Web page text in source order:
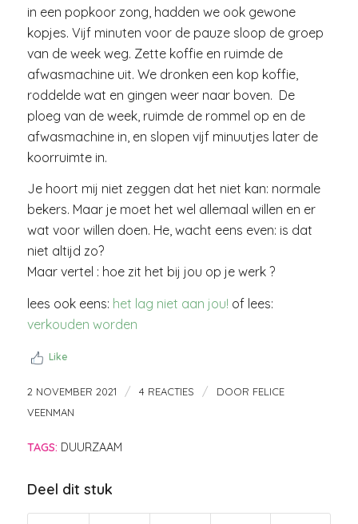
in een popkoor zong, hadden we ook gewone
kopjes. Vijf minuten voor de pauze sloop de groep
van de week weg. Zette koffie en ruimde de
afwasmachine uit. We dronken een kop koffie,
roddelde wat en gingen weer naar boven. De
ploeg van de week, ruimde de rommel op en de
afwasmachine in, en slopen vijf minuutjes later de
koorruimte in.
Je hoort mij niet zeggen dat het niet kan: normale
bekers. Maar je moet het wel allemaal willen en er
wat voor willen doen. He, wacht eens even: is dat
niet altijd zo?
Maar vertel : hoe zit het bij jou op je werk ?
lees ook eens: het lag niet aan jou! of lees:
verkouden worden
Like
2 NOVEMBER 2021 / 4 REACTIES / DOOR FELICE
VEENMAN
TAGS: DUURZAAM
Deel dit stuk